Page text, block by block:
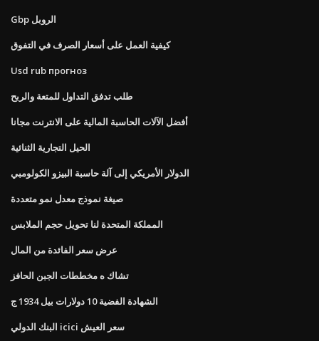
Gbp الروبل
كيفية العمل على أسعار الصرف في التفوق
Usd rub прогноз
طلب تدفق التداول للمتعة والربح
أفضل الآلات الحاسبة المالية على الانترنت مجانا
الحيل التجارية الثنائية
الدولار الأمريكي إلى آلة حاسبة البيزو الكولومبي
صيغة نموذج معدل نمو متعددة
المملكة المتحدة لنا تحويل حجم الملابس
عرض سعر الفائدة من المال
تشاك ه مخططات الجبن الحافز
الشهادة الفضية 10 دولارات بيل 1934 ج
البنك الدولي icici سعر العيش